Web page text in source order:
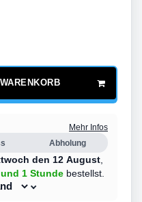
Mehr Infos
Abholung
den 12 August
und 1 Stunde bestellst.